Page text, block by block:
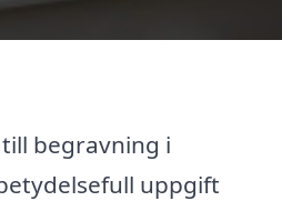
begravning i
uppgift